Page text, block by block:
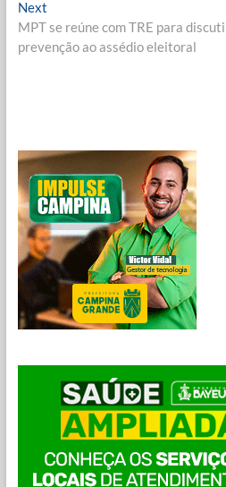
Post
NextNext
post:
MPT se reúne com TRE para
prevenção ao assédio eleitoral